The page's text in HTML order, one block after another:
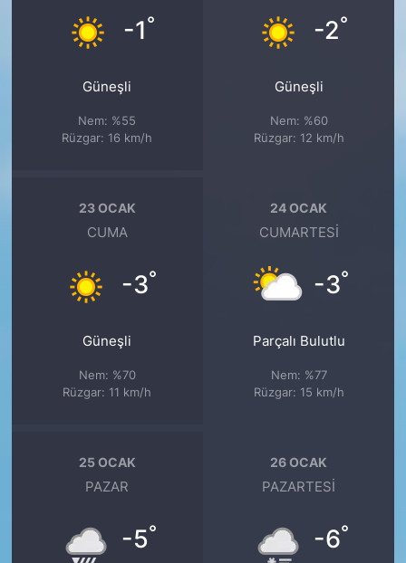
-1°
Güneşli
Nem: %55
Rüzgar: 16 km/h
-2°
Güneşli
Nem: %60
Rüzgar: 12 km/h
23 OCAK
CUMA
-3°
Güneşli
Nem: %70
Rüzgar: 11 km/h
24 OCAK
CUMARTESI
-3°
Parçalı Bulutlu
Nem: %77
Rüzgar: 15 km/h
25 OCAK
PAZAR
-5°
26 OCAK
PAZARTESI
-6°